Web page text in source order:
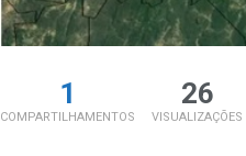
1
COMPARTILHAMENTOS
26
VISUALIZAÇÕES